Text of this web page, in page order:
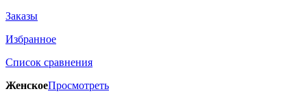
Заказы
Избранное
Список сравнения
ЖенскоеПросмотреть